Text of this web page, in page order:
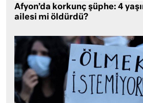
Afyon’da korkunç şüphe: 4
ailesi mi öldürdü?